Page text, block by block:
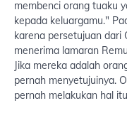
membenci orang tuaku
kepada keluargamu."
karena persetujuan dari
menerima lamaran
Jika mereka adalah
pernah menyetujuinya.
pernah melakukan hal